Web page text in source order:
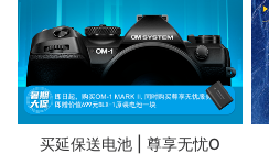
买延保送电池 | 尊享无忧O